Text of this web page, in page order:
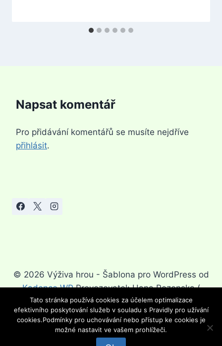
Napsat komentář
Pro přidávání komentářů se musíte nejdříve
přihlásit.
© 2026 Výživa hrou - Šablona pro WordPress od
Kadence WPProvozovatel: Hana Rozenska (
Hanka.rozenska@seznam.cz)
☑️ Nejoblíbenější dieta za Akční cenu!
Tato stránka používá cookies za účelem optimalizace
efektivního poskytování služeb v souladu s Pravidly pro užívání
cookies.Podmínky pro uchovávání nebo přístup ke cookies je
možné nastavit ve vašem prohlížeči.